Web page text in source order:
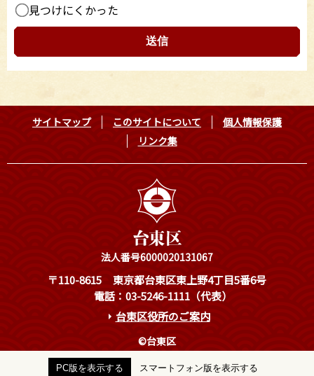
見つけにくかった
サイトマップ このサイトについて
個人情報保護
リンク集
法人番号6000020131067
〒110-8615
東京都台東区東上野4丁目5番6号
電話：03-5246-1111（代表）
台東区役所のご案内
©台東区
PC版を表示する スマートフォン版を表示する